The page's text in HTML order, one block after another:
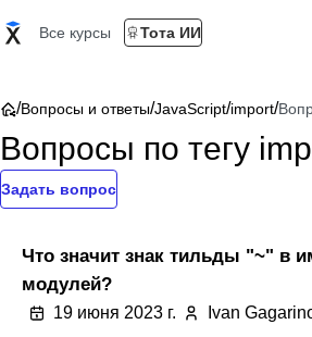
Все курсы Тота ИИ
/Вопросы и ответы/JavaScript/import/
Вопросы по тегу
Задать вопрос
Что значит знак тильды "~" в
модулей?
19 июня 2023 г. Ivan